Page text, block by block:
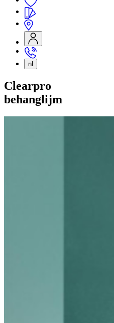
nl
Clearpro
behanglijm